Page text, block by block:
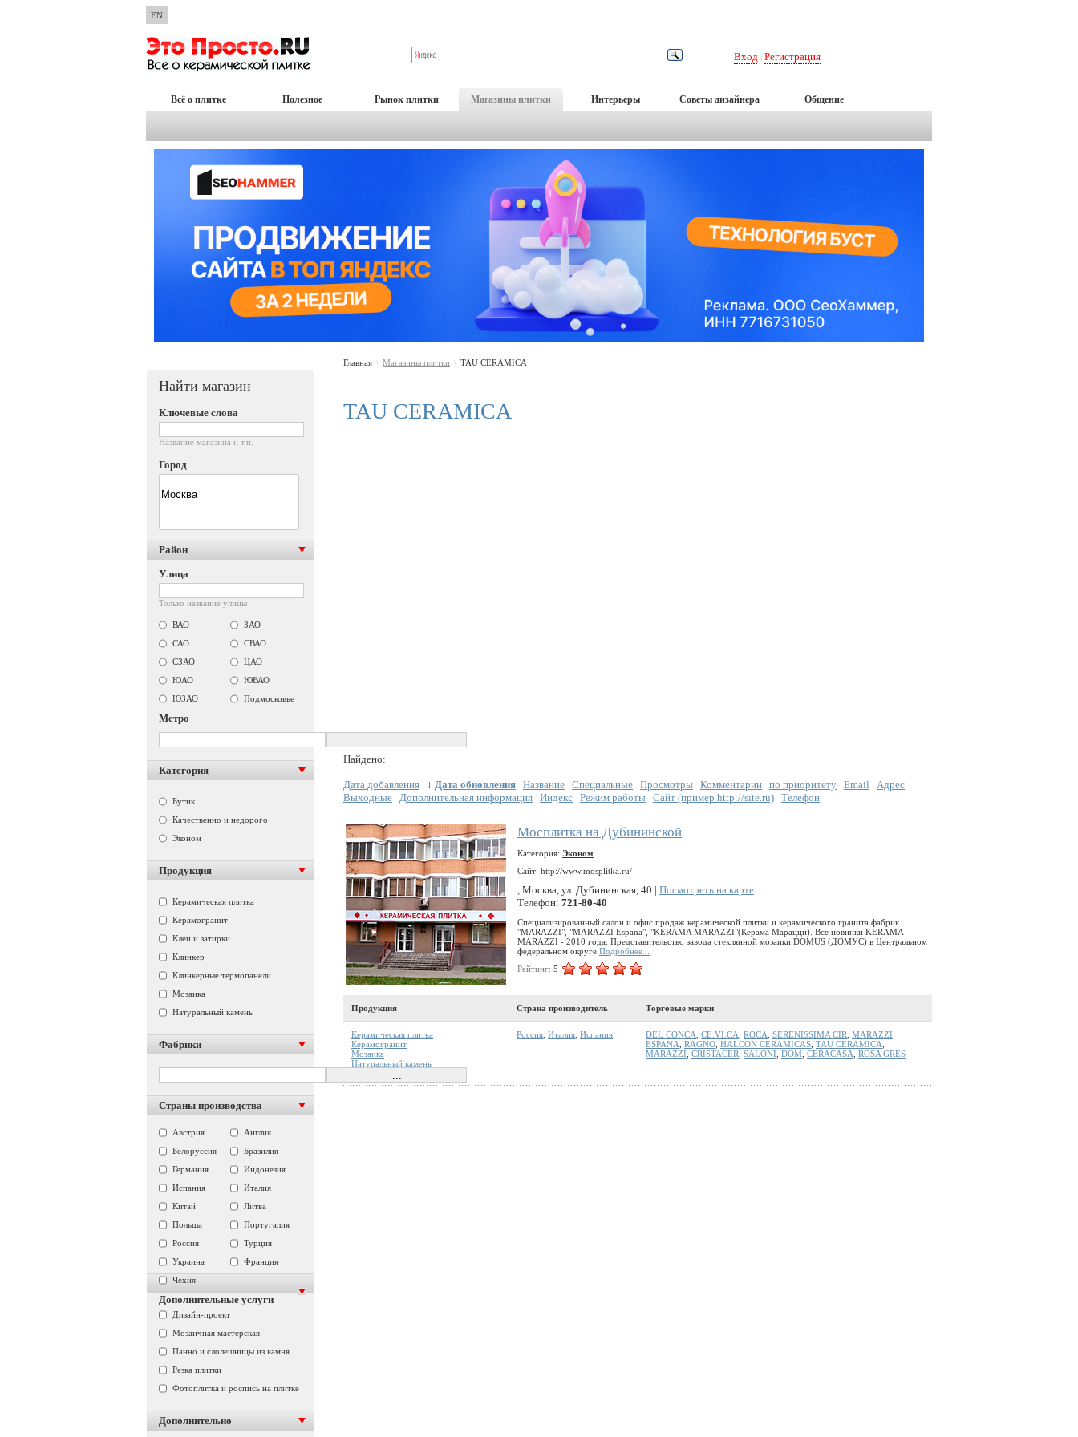
EN
Вход Регистрация
Всё о плитке Полезное Рынок плитки Магазины плитки Интерьеры Советы дизайнера Общение
Главная \ Магазины плитки \ TAU CERAMICA
TAU CERAMICA
Найдено:
Дата добавления ↓ Дата обновления Название Специальные Просмотры Комментарии по приоритету Email
Адрес
Выходные
Дополнительная информация Индекс Режим работы Сайт (пример http://site.ru) Телефон
Мосплитка на Дубининской
Категория: Эконом
Сайт: http://www.mosplitka.ru/
, Москва, ул. Дубининская, 40 | Посмотреть на карте
Телефон: 721-80-40
Специализированный салон и офис продаж керамической плитки и керамического гранита фабрик
"MARAZZI", "MARAZZI Espana", "KERAMA MARAZZI"(Керама Марацци). Bсе новинки KERAMA
MARAZZI - 2010 года. Представительство завода стеклянной мозаики DOMUS (ДОМУС) в Центральном
федеральном округе Подробнее...
Рейтинг: 5
Продукция Страна производитель Торговые марки
Керамическая плитка
Керамогранит
Мозаика
Натуральный камень
Россия Италия Испания DEL CONCA CE.VI.CA ROCA SERENISSIMA CIR MARAZZI
ESPANA RAGNO HALCON CERAMICAS TAU CERAMICA
MARAZZI CRISTACER SALONI DOM CERACASA ROSA GRES
Найти магазин
Ключевые слова
Название магазина и т.п.
Город
Район
Улица
Только название улицы
ВАО
ЗАО
САО
СВАО
СЗАО
ЦАО
ЮАО
ЮВАО
ЮЗАО
Подмосковье
Метро
Категория
Бутик
Качественно и недорого
Эконом
Продукция
Керамическая плитка
Керамогранит
Клеи и затирки
Клинкер
Клинкерные термопанели
Мозаика
Натуральный камень
Фабрики
Страны производства
Австрия
Англия
Белоруссия
Бразилия
Германия
Индонезия
Испания
Италия
Китай
Литва
Польша
Португалия
Россия
Турция
Украина
Франция
Чехия
Дополнительные услуги
Дизайн-проект
Мозаичная мастерская
Панно и слолешницы из камня
Резка плитки
Фотоплитка и роспись на плитке
Дополнительно